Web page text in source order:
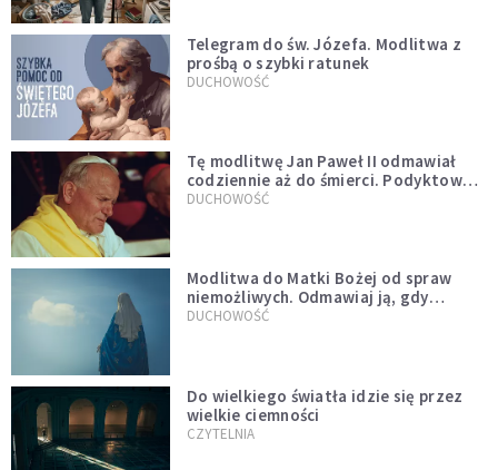
Telegram do św. Józefa. Modlitwa z
prośbą o szybki ratunek
DUCHOWOŚĆ
Tę modlitwę Jan Paweł II odmawiał
codziennie aż do śmierci. Podyktował
mu ją ojciec
DUCHOWOŚĆ
Modlitwa do Matki Bożej od spraw
niemożliwych. Odmawiaj ją, gdy
wszystko idzie źle
DUCHOWOŚĆ
Do wielkiego światła idzie się przez
wielkie ciemności
CZYTELNIA